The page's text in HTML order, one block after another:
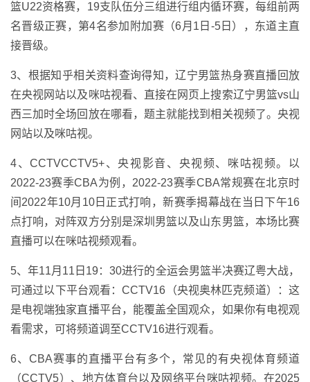
篮U22资格赛，19支队伍分三组进行组内循环赛，每组前两
名晋级正赛，第4名参加附加赛（6月1日-5日），东道主直
接晋级。
3、根据知乎相关资料查询得知，辽宁男篮热身赛直播回放
在央视网站以及咪咕视看、直接在网页上搜索辽宁男篮vs山
西三加时全场回放在哪看，题主就能找到相关视频了。央视
网站以及咪咕视。
4、CCTVCCTV5+、央视影音、央视频、咪咕视频。以
2022-23赛季CBA为例，2022-23赛季CBA常规赛在北京时
间2022年10月10日正式打响，新赛季揭幕战在当日下午16
点打响，对阵双方分别是深圳男篮以及山东男篮，本场比赛
直播可以在咪咕视频观看。
5、年11月11日19：30进行的全运会男篮半决赛辽粤大战，
可通过以下平台观看：CCTV16（央视奥林匹克频道）：这
是电视端独家直播平台，能覆盖全国观众，如果你有电视观
看需求，可将频道调至CCTV16进行观看。
6、CBA赛事的直播平台有多个，常见的有央视体育频道
（CCTV5）、地方体育台以及网络平台咪咕视频。在2025